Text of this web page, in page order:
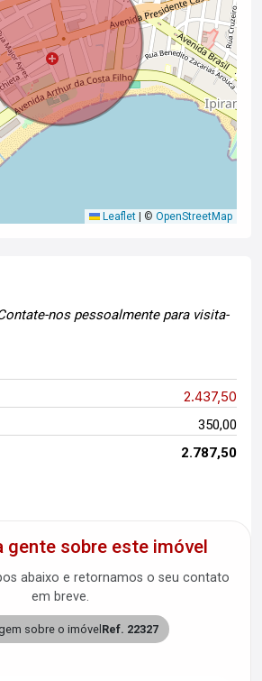
Leaflet © OpenStreetMap
nos pessoalmente para visita-
2.437,50
350,00
2.787,50
gente sobre este imóvel
abaixo e retornamos o seu contato
em breve.
sobre o imóvel Ref. 22327